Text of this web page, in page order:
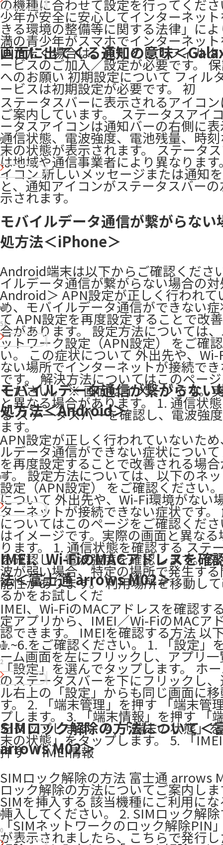
の機種に合わせて設定を行ってくだ
少年が安全に安心してインターネッ
きる環境の整備等に関する法律」に
満の青少年がスマホでインターネッ
いただく場合は、原則としてフィル
ービスのご加入／設定が必要です。
へのお願い 初期設定について フィル
ービスは初期設定が必要です。 初
画面に出てくる通知の意味＜
ステータスバーに表示されるアイコ
ご案内しています。 ​ ステータスアイ
ータスアイコンは通知バーの右側に
通信状態、電波強度、電池残量、時
末の状態が表示されます。 ステータ
は地域や通信事業者により異なります
イコン 新しいメッセージまたは通知
と、通知アイコンがステータスバー
示されます。
4
モバイルデータ通信が繋がらない
処方法＜iPhone＞
Android端末は以下からご確認くださ
イルデータ通信が繋がらない場合の
Android＞ APN設定が正しく行われて
め、モバイルデータ通信ができない
て APN設定を再度設定することで改
合があります。 設定方法については
ットワーク設定（APN設定） をご確
い。 この症状について 外出先や、
ない場所でインターネットが接続で
です。 解決方法についてはこのペー
ください。 ※ 画面はイメージです。
と異なる場合があります。 1. 通信状
る ステータスバーを確認し、電波強
ます。
51
モバイルデータ通信が繋がらない
処方法＜Android＞
APN設定が正しく行われていないた
ルデータ通信ができない症状につい
を再度設定することで改善される場
す。 設定方法については、以下のネ
設定（APN設定） をご確認ください
について 外出先や、Wi-Fi環境がない
ターネットが接続できない症状です。
についてはこのページをご確認くだ
はイメージです。実際の画面と異な
ります。 1. 通信状態を確認する ステ
を確認し、電波強度を確認します。
波が弱い場合、特定の場所で発生す
能性があります。 利用場所を移動し
るかをお試しくだ
30
IMEI、Wi-FiのMACアドレスを確
法＜富士通 arrows M02＞
IMEI、Wi-FiのMACアドレスを確認す
定アプリから、IMEI／Wi-FiのMACア
認できます。 IMEIを確認する方法 以
1.~6.をご確認ください。 1. 「設定」
ーム画面を左にフリックし、アプリ
「設定」を選んでタップします。 ホ
のステータスバーを下にフリックし
ル右上の「設定」からも同じ画面に
す。 2. 「端末管理」を押す 「端末管
プします。 3. 「端末情報」を押す 「
をタップします。 4. 「端末の状態」
末の状態」をタップします。 5. 「
押す 「IMEI情報
2
SIMロック解除の方法について＜
arrows M02＞
SIMロック解除の方法 富士通 arrows
ロック解除の方法についてご案内しま
SIMを挿入する 該当機種にご利用に
挿入してください。 2. SIMロック解
「SIMネットワークのロック解除PIN
が表示されましたら、こちらで発行
0